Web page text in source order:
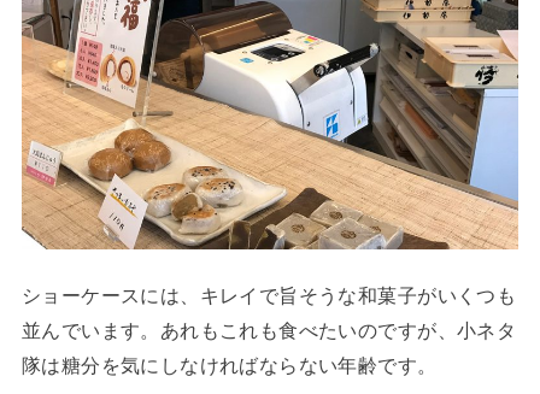
ショーケースには、キレイで旨そうな和菓子がいくつも
並んでいます。あれもこれも食べたいのですが、小ネタ
隊は糖分を気にしなければならない年齢です。